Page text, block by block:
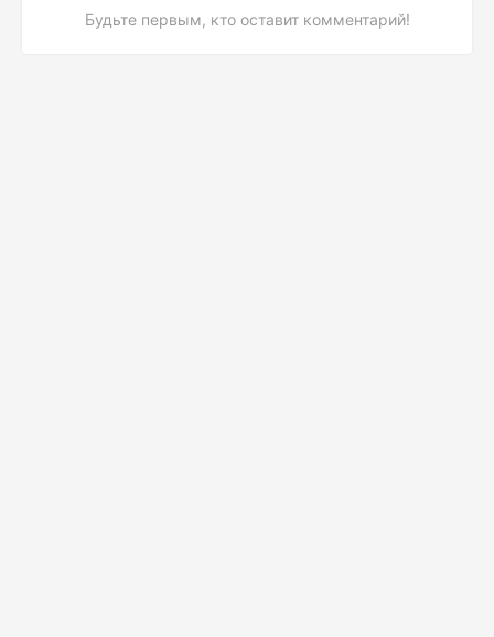
Будьте первым, кто оставит комментарий!